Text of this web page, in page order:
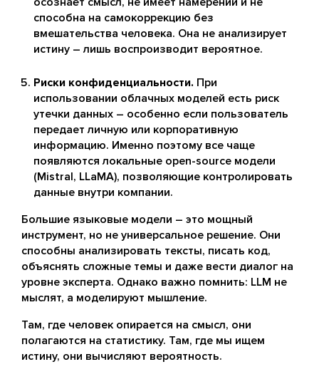
способна на самокоррекцию без
вмешательства человека. Она не анализирует
истину – лишь воспроизводит вероятное.
Риски конфиденциальности. При
использовании облачных моделей есть риск
утечки данных – особенно если пользователь
передает личную или корпоративную
информацию. Именно поэтому все чаще
появляются локальные open-source модели
(Mistral, LLaMA), позволяющие контролировать
данные внутри компании.
Большие языковые модели – это мощный
инструмент, но не универсальное решение. Они
способны анализировать тексты, писать код,
объяснять сложные темы и даже вести диалог на
уровне эксперта. Однако важно помнить: LLM не
мыслят, а моделируют мышление.
Там, где человек опирается на смысл, они
полагаются на статистику. Там, где мы ищем
истину, они вычисляют вероятность.